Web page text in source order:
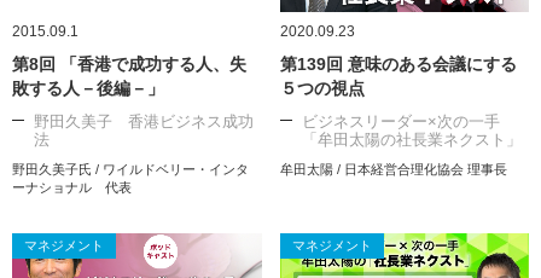
2015.09.1
第8回 「香港で成功する人、失
敗する人－後編－」
野田久美子 香港ビジネス成功
法
野田久美子氏 / ワイルドベリー・インタ
ーナショナル 代表
2020.09.23
第139回 意味のある会議にする
５つの視点
ビジネスリーダー×次の一手
「牟田太陽の社長業ネクスト」
牟田太陽 / 日本経営合理化協会 理事長
マネジメント マネジメント